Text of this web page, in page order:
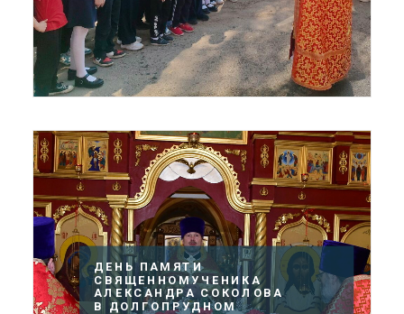
ДЕНЬ ПАМЯТИ
СВЯЩЕННОМУЧЕНИКА
АЛЕКСАНДРА СОКОЛОВА
В ДОЛГОПРУДНОМ